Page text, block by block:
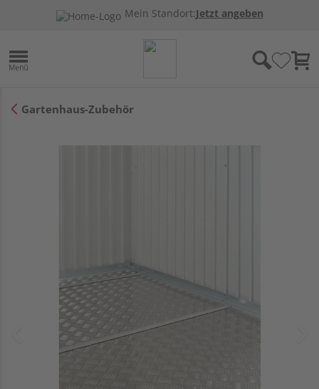
Mein Standort:Jetzt angeben
Gartenhaus-Zubehör